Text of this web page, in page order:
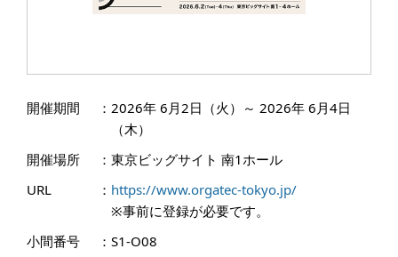
開催期間 ： 2026年 6月2日（火）～ 2026年 6月4日
（木）
開催場所
： 東京ビッグサイト 南1ホール
URL
： https://www.orgatec-tokyo.jp/
※事前に登録が必要です。
小間番号
： S1-O08